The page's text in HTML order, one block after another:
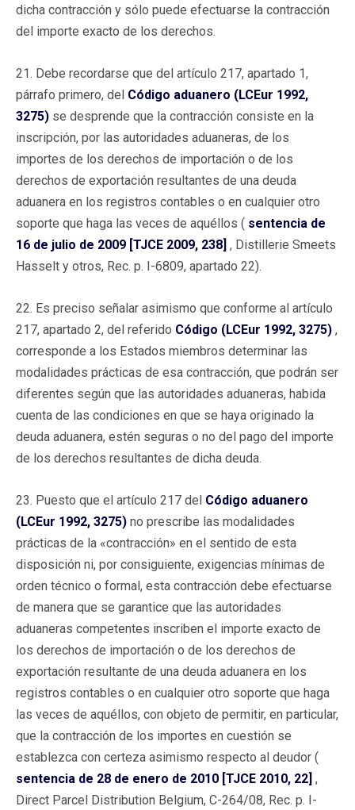
dicha contracción y sólo puede efectuarse la contracción
del importe exacto de los derechos.
21. Debe recordarse que del artículo 217, apartado 1,
párrafo primero, del Código aduanero (LCEur 1992,
3275) se desprende que la contracción consiste en la
inscripción, por las autoridades aduaneras, de los
importes de los derechos de importación o de los
derechos de exportación resultantes de una deuda
aduanera en los registros contables o en cualquier otro
soporte que haga las veces de aquéllos ( sentencia de
16 de julio de 2009 [TJCE 2009, 238] , Distillerie Smeets
Hasselt y otros, Rec. p. I-6809, apartado 22).
22. Es preciso señalar asimismo que conforme al artículo
217, apartado 2, del referido Código (LCEur 1992, 3275) ,
corresponde a los Estados miembros determinar las
modalidades prácticas de esa contracción, que podrán ser
diferentes según que las autoridades aduaneras, habida
cuenta de las condiciones en que se haya originado la
deuda aduanera, estén seguras o no del pago del importe
de los derechos resultantes de dicha deuda.
23. Puesto que el artículo 217 del Código aduanero
(LCEur 1992, 3275) no prescribe las modalidades
prácticas de la «contracción» en el sentido de esta
disposición ni, por consiguiente, exigencias mínimas de
orden técnico o formal, esta contracción debe efectuarse
de manera que se garantice que las autoridades
aduaneras competentes inscriben el importe exacto de
los derechos de importación o de los derechos de
exportación resultante de una deuda aduanera en los
registros contables o en cualquier otro soporte que haga
las veces de aquéllos, con objeto de permitir, en particular,
que la contracción de los importes en cuestión se
establezca con certeza asimismo respecto al deudor (
sentencia de 28 de enero de 2010 [TJCE 2010, 22] ,
Direct Parcel Distribution Belgium, C-264/08, Rec. p. I-